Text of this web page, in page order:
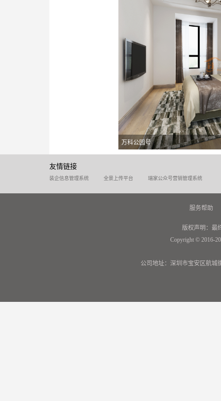
万科公园号
友情链接
装企信息管理系统 全景上传平台 瑞家公众号营销管理系统
服务帮助
版权声明：最
Copyright © 2016-
公司地址：深圳市宝安区航城